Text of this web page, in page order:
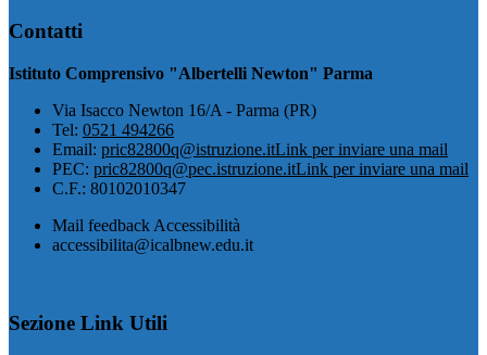
Contatti
Istituto Comprensivo "Albertelli Newton" Parma
Via Isacco Newton 16/A - Parma (PR)
Tel: 0521 494266
Email: pric82800q@istruzione.itLink per inviare una mail
PEC: pric82800q@pec.istruzione.itLink per inviare una mail
C.F.: 80102010347
Mail feedback Accessibilità
accessibilita@icalbnew.edu.it
Sezione Link Utili